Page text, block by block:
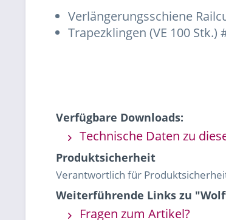
Verlängerungsschiene
Trapezklingen (VE 100 Stk.)
Verfügbare Downloads:
Technische Daten zu
Produktsicherheit
Verantwortlich für
Weiterführende Links zu
Fragen zum Artikel?